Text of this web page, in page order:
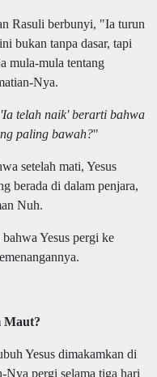
Rasuli berbunyi, "Ia turun
bukan tanpa dasar, tapi
mula-mula tentang
Nya.
telah naik' berarti bahwa
paling bawah?"
setelah mati, Yesus
berada di dalam penjara,
Nuh.
Yesus pergi ke
Maut?
Yesus dimakamkan di
Nya pergi selama tiga hari